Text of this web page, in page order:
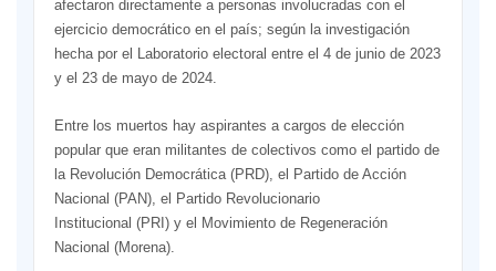
afectaron directamente a personas involucradas con el
ejercicio democrático en el país; según la investigación
hecha por el Laboratorio electoral entre el 4 de junio de 2023
y el 23 de mayo de 2024.
Entre los muertos hay aspirantes a cargos de elección
popular que eran militantes de colectivos como el partido de
la Revolución Democrática (PRD), el Partido de Acción
Nacional (PAN), el Partido Revolucionario
Institucional (PRI) y el Movimiento de Regeneración
Nacional (Morena).